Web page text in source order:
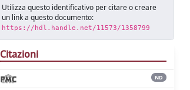
Utilizza questo identificativo per citare o creare
un link a questo documento:
https://hdl.handle.net/11573/1358799
Citazioni
ND